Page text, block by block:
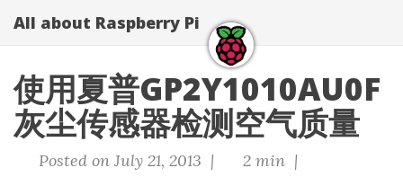
All about Raspberry Pi
使用夏普GP2Y1010AU0F
灰尘传感器检测空气质量
Posted on July 21, 2013 |
2 min |